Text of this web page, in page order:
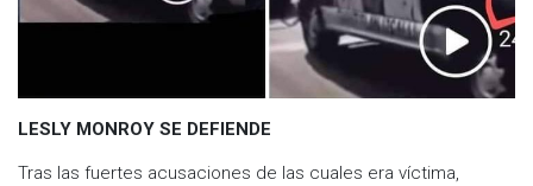
LESLY MONROY SE DEFIENDE
Tras las fuertes acusaciones de las cuales era víctima,